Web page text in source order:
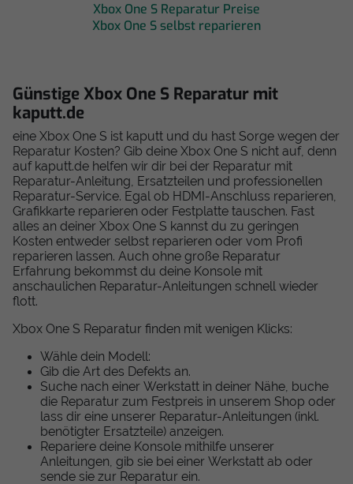
Xbox One S Reparatur Preise
Xbox One S selbst reparieren
Günstige Xbox One S Reparatur mit
kaputt.de
eine Xbox One S ist kaputt und du hast Sorge wegen der
Reparatur Kosten? Gib deine Xbox One S nicht auf, denn
auf kaputt.de helfen wir dir bei der Reparatur mit
Reparatur-Anleitung, Ersatzteilen und professionellen
Reparatur-Service. Egal ob HDMI-Anschluss reparieren,
Grafikkarte reparieren oder Festplatte tauschen. Fast
alles an deiner Xbox One S kannst du zu geringen
Kosten entweder selbst reparieren oder vom Profi
reparieren lassen. Auch ohne große Reparatur
Erfahrung bekommst du deine Konsole mit
anschaulichen Reparatur-Anleitungen schnell wieder
flott.
Xbox One S Reparatur finden mit wenigen Klicks:
Wähle dein Modell:
Gib die Art des Defekts an.
Suche nach einer Werkstatt in deiner Nähe, buche
die Reparatur zum Festpreis in unserem Shop oder
lass dir eine unserer Reparatur-Anleitungen (inkl.
benötigter Ersatzteile) anzeigen.
Repariere deine Konsole mithilfe unserer
Anleitungen, gib sie bei einer Werkstatt ab oder
sende sie zur Reparatur ein.